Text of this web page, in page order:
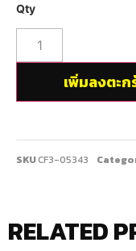
เพิ่มลงตะก
SKUCF3-05343
RELATED